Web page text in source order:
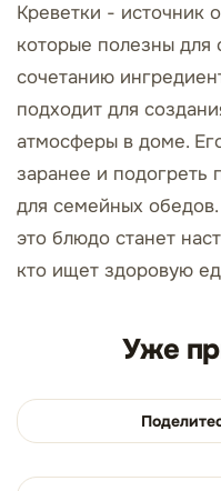
Креветки - источник
которые полезны для
сочетанию
подходит для
атмосферы в доме.
заранее и подогреть
для семейных
это блюдо станет
кто ищет здоровую
Уже